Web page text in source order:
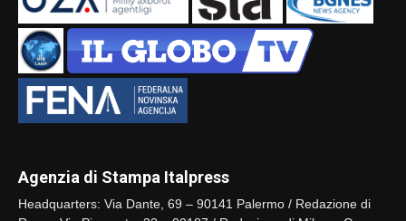
Agenzia di Stampa Italpress
Headquarters: Via Dante, 69 – 90141 Palermo / Redazione di